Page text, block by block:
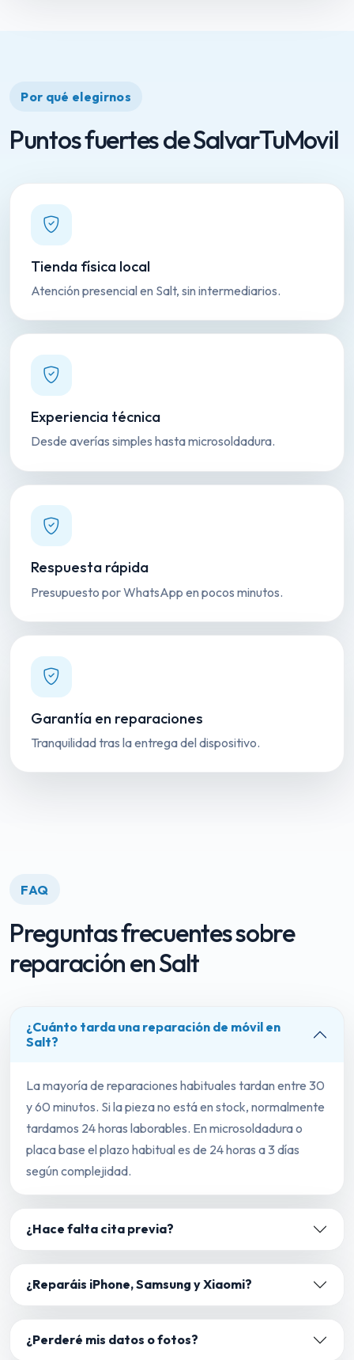
Por qué elegirnos
Puntos fuertes de SalvarTuMovil
Tienda física local
Atención presencial en Salt, sin intermediarios.
Experiencia técnica
Desde averías simples hasta microsoldadura.
Respuesta rápida
Presupuesto por WhatsApp en pocos minutos.
Garantía en reparaciones
Tranquilidad tras la entrega del dispositivo.
FAQ
Preguntas frecuentes sobre
reparación en Salt
¿Cuánto tarda una reparación de móvil en
Salt?
La mayoría de reparaciones habituales tardan entre 30
y 60 minutos. Si la pieza no está en stock, normalmente
tardamos 24 horas laborables. En microsoldadura o
placa base el plazo habitual es de 24 horas a 3 días
según complejidad.
¿Hace falta cita previa?
¿Reparáis iPhone, Samsung y Xiaomi?
¿Perderé mis datos o fotos?